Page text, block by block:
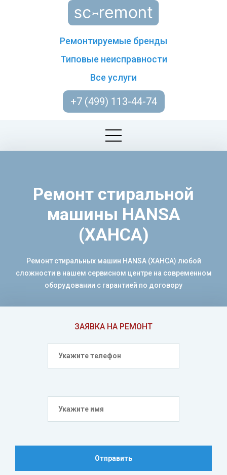
Ремонтируемые бренды
Типовые неисправности
Все услуги
+7 (499) 113-44-74
ЗАЯВКА НА РЕМОНТ
Отправить
Ремонт стиральной
машины HANSA
(ХАНСА)
Ремонт стиральных машин HANSA (ХАНСА) любой
сложности в нашем сервисном центре на современном
оборудовании с гарантией по договору